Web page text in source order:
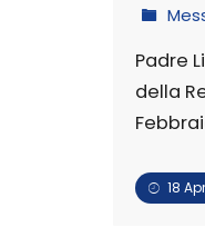
Padre
della
18